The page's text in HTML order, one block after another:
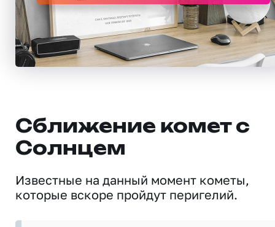
Сближение комет с
Солнцем
Известные на данный момент кометы,
которые вскоре пройдут перигелий.